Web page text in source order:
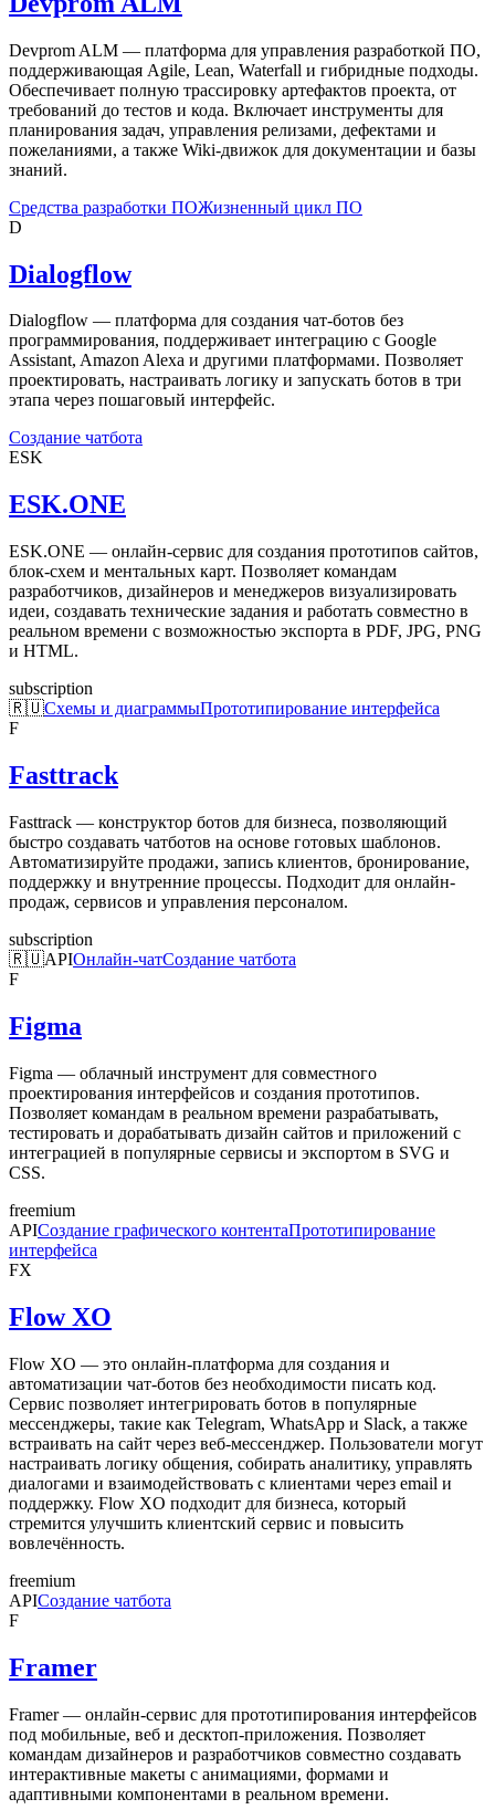
Devprom ALM — платформа для управления разработкой ПО,
поддерживающая Agile, Lean, Waterfall и гибридные подходы.
Обеспечивает полную трассировку артефактов проекта, от
требований до тестов и кода. Включает инструменты для
планирования задач, управления релизами, дефектами и
пожеланиями, а также Wiki-движок для документации и базы
знаний.
Средства разработки ПОЖизненный цикл ПО
D
Dialogflow
Dialogflow — платформа для создания чат-ботов без
программирования, поддерживает интеграцию с Google
Assistant, Amazon Alexa и другими платформами. Позволяет
проектировать, настраивать логику и запускать ботов в три
этапа через пошаговый интерфейс.
Создание чатбота
ESK
ESK.ONE
ESK.ONE — онлайн-сервис для создания прототипов сайтов,
блок-схем и ментальных карт. Позволяет командам
разработчиков, дизайнеров и менеджеров визуализировать
идеи, создавать технические задания и работать совместно в
реальном времени с возможностью экспорта в PDF, JPG, PNG
и HTML.
subscription
🇷🇺Схемы и диаграммыПрототипирование интерфейса
F
Fasttrack
Fasttrack — конструктор ботов для бизнеса, позволяющий
быстро создавать чатботов на основе готовых шаблонов.
Автоматизируйте продажи, запись клиентов, бронирование,
поддержку и внутренние процессы. Подходит для онлайн-
продаж, сервисов и управления персоналом.
subscription
🇷🇺APIОнлайн-чатСоздание чатбота
F
Figma
Figma — облачный инструмент для совместного
проектирования интерфейсов и создания прототипов.
Позволяет командам в реальном времени разрабатывать,
тестировать и дорабатывать дизайн сайтов и приложений с
интеграцией в популярные сервисы и экспортом в SVG и
CSS.
freemium
APIСоздание графического контентаПрототипирование
интерфейса
FX
Flow XO
Flow XO — это онлайн-платформа для создания и
автоматизации чат-ботов без необходимости писать код.
Сервис позволяет интегрировать ботов в популярные
мессенджеры, такие как Telegram, WhatsApp и Slack, а также
встраивать на сайт через веб-мессенджер. Пользователи могут
настраивать логику общения, собирать аналитику, управлять
диалогами и взаимодействовать с клиентами через email и
поддержку. Flow XO подходит для бизнеса, который
стремится улучшить клиентский сервис и повысить
вовлечённость.
freemium
APIСоздание чатбота
F
Framer
Framer — онлайн-сервис для прототипирования интерфейсов
под мобильные, веб и десктоп-приложения. Позволяет
командам дизайнеров и разработчиков совместно создавать
интерактивные макеты с анимациями, формами и
адаптивными компонентами в реальном времени.